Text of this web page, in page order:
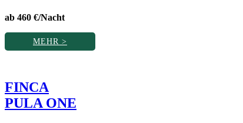
ab 460 €/Nacht
MEHR >
FINCA
PULA ONE